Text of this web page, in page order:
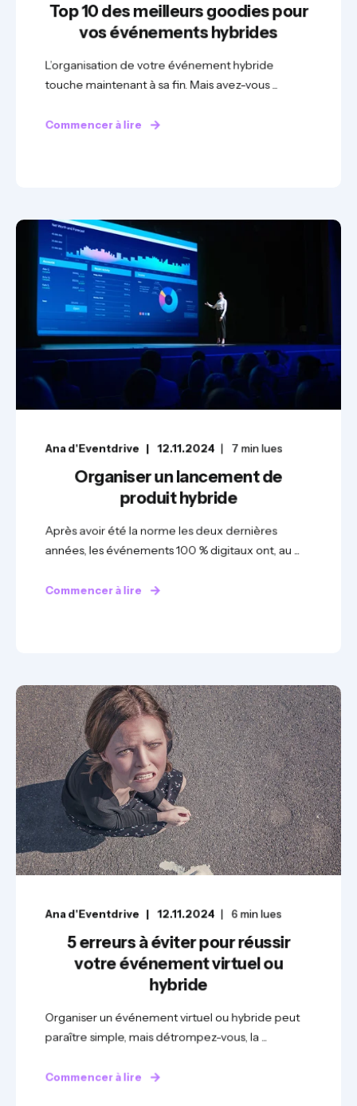
Top 10 des meilleurs goodies pour
vos événements hybrides
L’organisation de votre événement hybride
touche maintenant à sa fin. Mais avez-vous ...
Commencer à lire
Ana d'Eventdrive 12.11.2024 7 min lues
Organiser un lancement de
produit hybride
Après avoir été la norme les deux dernières
années, les événements 100 % digitaux ont, au ...
Commencer à lire
Ana d'Eventdrive 12.11.2024 6min lues
5 erreurs à éviter pour réussir
votre événement virtuel ou
hybride
Organiser un événement virtuel ou hybride peut
paraître simple, mais détrompez-vous, la ...
Commencer à lire